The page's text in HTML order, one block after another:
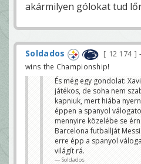
akármilyen gólokat tud
Soldados 12 174
wins the Championship!
És még egy gondolat:
játékos, de soha nem
kapniuk, mert hiába
éppen a spanyol
mennyire közelébe se
Barcelona futballját
erre épp a spanyol
világít rá.
Soldados